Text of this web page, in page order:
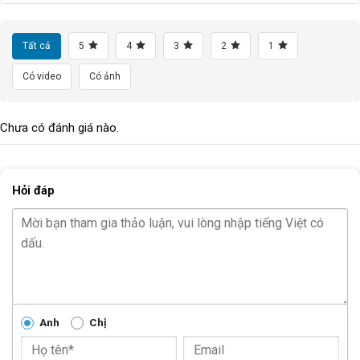
chịu tải lên đến 45 kg, chiếc xe có thể đồng hành cùng bé trong
thời gian dài mà không lo bị hư hỏng hay xuống cấp. Thép là
Tất cả 5 4 3 2 1
Có video Có ảnh
Chưa có đánh giá nào.
Hỏi đáp
Anh Chị